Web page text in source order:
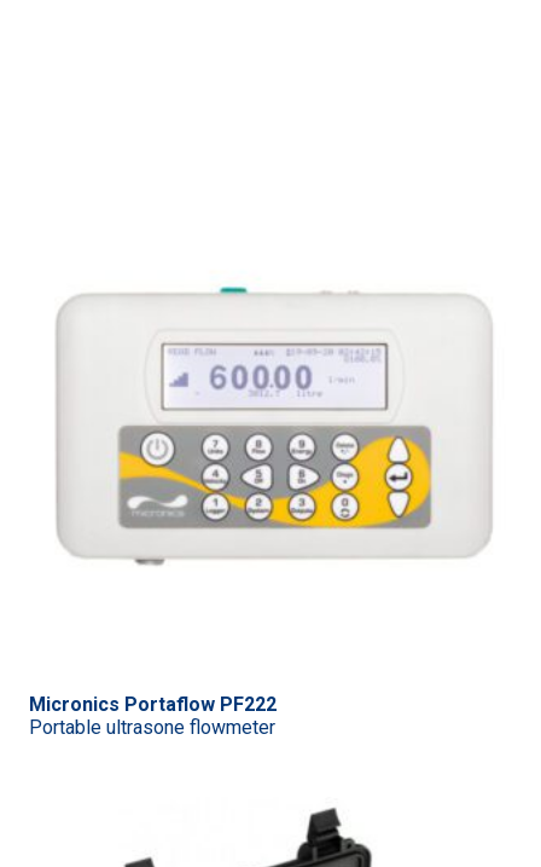
Micronics Portaflow PF222
Portable ultrasone flowmeter